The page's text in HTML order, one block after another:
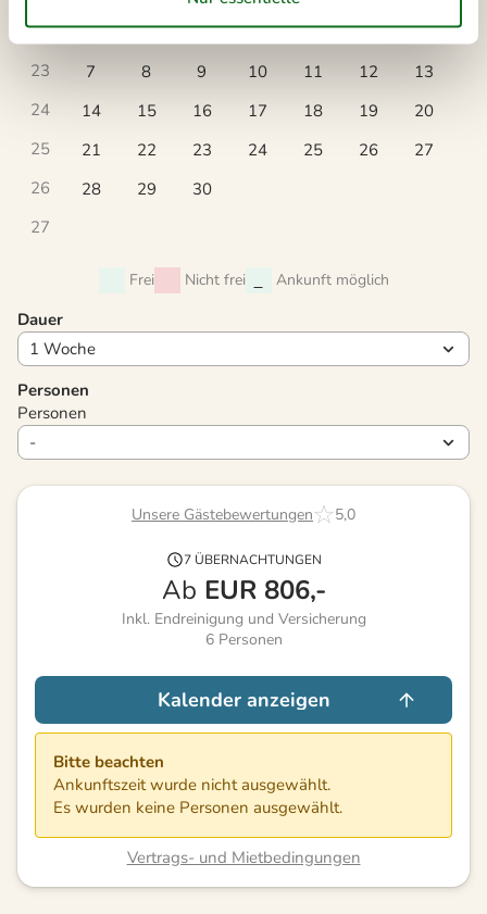
22
1 2 3 4 5
6
23
7 8 9 10 11 12
13
24
14 15 16 17 18 19
20
25
21 22 23 24 25 26
27
26
28 29
30
27
Frei Nicht frei Ankunft möglich
Dauer
Personen
Personen
Unsere Gästebewertungen 5,0
7 ÜBERNACHTUNGEN
Ab EUR 806,-
Inkl. Endreinigung und Versicherung
6 Personen
Kalender anzeigen
Bitte beachten
Ankunftszeit wurde nicht ausgewählt.
Es wurden keine Personen ausgewählt.
Vertrags- und Mietbedingungen